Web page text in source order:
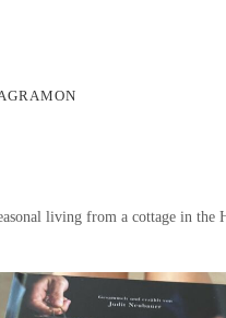
living from a cottage in the